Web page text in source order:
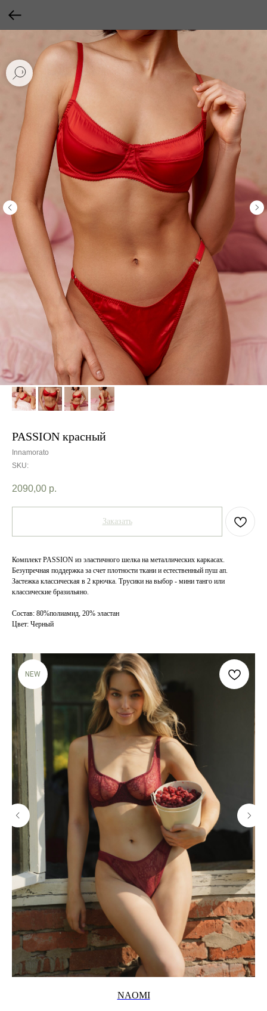
PASSION красный
Innamorato
SKU:
2090,00 р.
Заказать
Комплект PASSION из эластичного шелка на металлических каркасах.
Безупречная поддержка за счет плотности ткани и естественный пуш ап.
Застежка классическая в 2 крючка. Трусики на выбор - мини танго или
классические бразильяно.
Состав: 80%полиамид, 20% эластан
Цвет: Черный
NEW
NAOMI